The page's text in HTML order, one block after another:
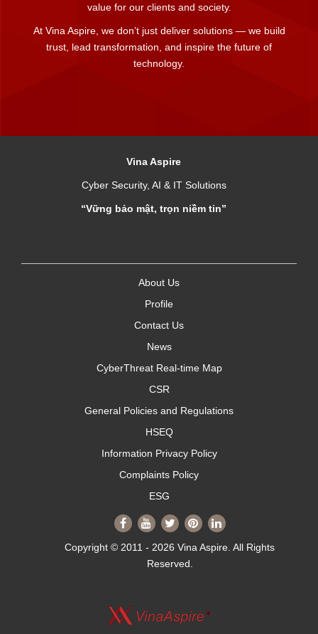
value for our clients and society.
At Vina Aspire, we don’t just deliver solutions — we build
trust, lead transformation, and inspire the future of
technology.
Vina Aspire
Cyber Security, AI & IT Solutions
“Vững bảo mật, trọn niềm tin”
About Us
Profile
Contact Us
News
CyberThreat Real-time Map
CSR
General Policies and Regulations
HSEQ
Information Privacy Policy
Complaints Policy
ESG
Copyright © 2011 - 2026 Vina Aspire. All Rights
Reserved.